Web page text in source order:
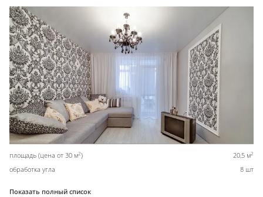
площадь (цена от 30 м2) 20,5 м2
обработка угла 8 шт
Показать полный список